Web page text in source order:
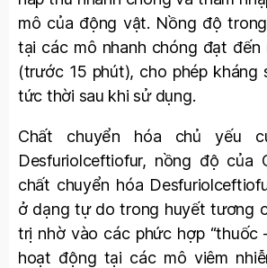
mô của động vật. Nồng độ
tại các mô nhanh chóng đạt
(trước 15 phút), cho phép kháng
tức thời sau khi sử dụng.
Chất chuyển hóa chủ yếu
Desfuriolceftiofur, nồng độ của
chất chuyển hóa
ở dạng tự do trong huyết tương
trị nhờ vào các phức hợp “thuốc
hoạt động tại các mô viêm